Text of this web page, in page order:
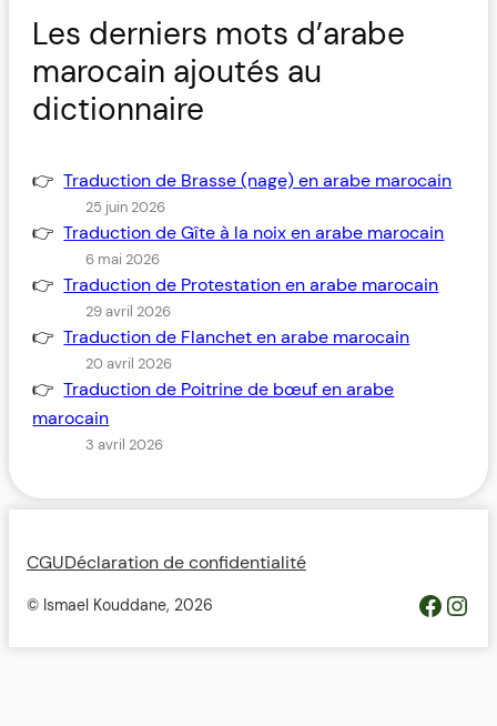
Les derniers mots d’arabe
marocain ajoutés au
dictionnaire
Traduction de Brasse (nage) en arabe marocain
25 juin 2026
Traduction de Gîte à la noix en arabe marocain
6 mai 2026
Traduction de Protestation en arabe marocain
29 avril 2026
Traduction de Flanchet en arabe marocain
20 avril 2026
Traduction de Poitrine de bœuf en arabe
marocain
3 avril 2026
CGUDéclaration de confidentialité
© Ismael Kouddane, 2026 https://www.facebook.com/profile.php?id=100093685364119&__cft__[0]=AZWovLDTUsZGvQikhreHbQlM2wwUJXYZcMIQqUCyjo4QRRB9L4ThlW7gKbCbGuz9_6H_Y_jmfsuYI_nC2pEyGg8Z46ODdeAqO0_3dJH3dIcJTw&__tn__=-UC%2CP-R